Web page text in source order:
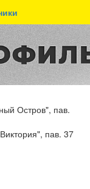
Остров", пав.
пав. 37